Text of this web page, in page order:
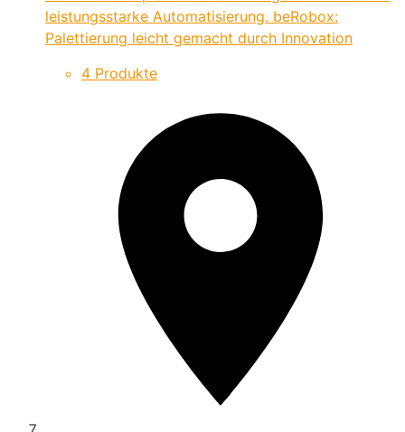
leistungsstarke Automatisierung. beRobox:
Palettierung leicht gemacht durch Innovation
4 Produkte